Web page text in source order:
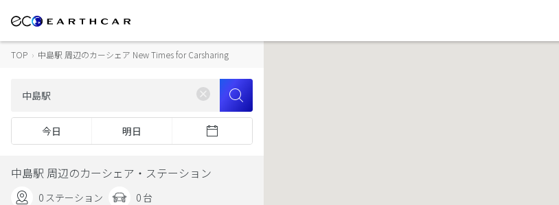
TOP › 中島駅 周辺のカーシェア New Times for Carsharing
今日 明日
中島駅 周辺のカーシェア・ステーション
0 ステーション 0 台